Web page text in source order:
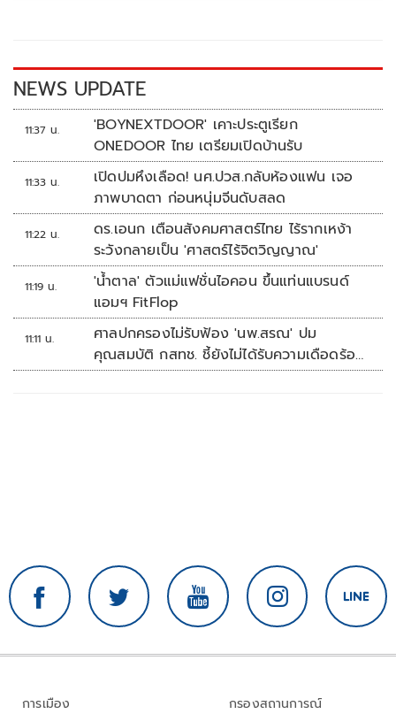
k k
NEWS UPDATE
11:37 น.
'BOYNEXTDOOR' เคาะประตูเรียก
ONEDOOR ไทย เตรียมเปิดบ้านรับ
11:33 น.
เปิดปมหึงเลือด! นศ.ปวส.กลับห้องแฟน เจอ
ภาพบาดตา ก่อนหนุ่มจีนดับสลด
11:22 น.
ดร.เอนก เตือนสังคมศาสตร์ไทย ไร้รากเหง้า
ระวังกลายเป็น 'ศาสตร์ไร้จิตวิญญาณ'
11:19 น.
'น้ำตาล' ตัวแม่แฟชั่นไอคอน ขึ้นแท่นแบรนด์
แอมฯ FitFlop
11:11 น.
ศาลปกครองไม่รับฟ้อง 'นพ.สรณ' ปม
คุณสมบัติ กสทช. ชี้ยังไม่ได้รับความเดือดร้อน
เสียหาย
การเมือง
กรองสถานการณ์